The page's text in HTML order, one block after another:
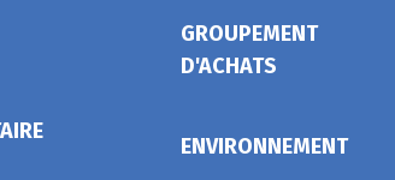
GROUPEMENT
D'ACHATS
ENVIRONNEMENT